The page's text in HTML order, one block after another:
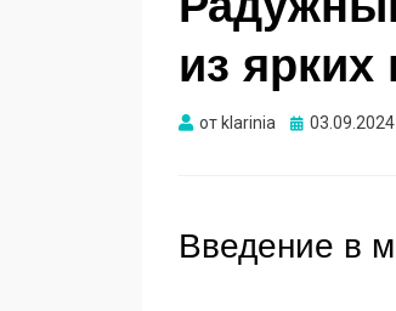
из ярких
от klarinia Опубликовано
03.09.2024
Введение в